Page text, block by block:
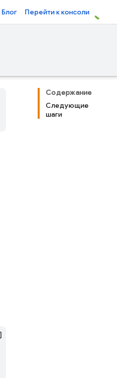
Блог Перейти к консоли
Содержание
Следующие
шаги